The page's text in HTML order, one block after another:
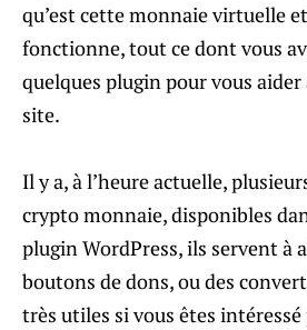
qu’est cette monnaie virtuelle
fonctionne, tout ce dont vous
quelques plugin pour vous
site.
Il y a, à l’heure actuelle,
crypto monnaie, disponibles
plugin WordPress, ils servent à
boutons de dons, ou des
très utiles si vous êtes